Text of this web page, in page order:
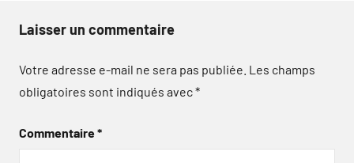
Laisser un commentaire
Votre adresse e-mail ne sera pas publiée. Les champs
obligatoires sont indiqués avec*
Commentaire*